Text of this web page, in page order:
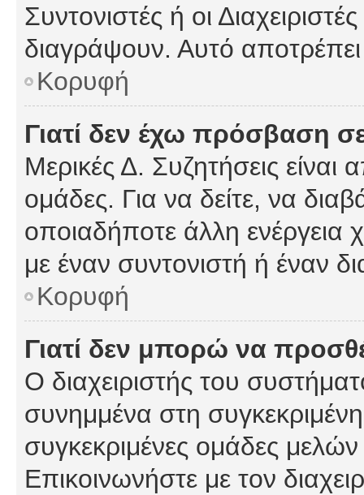
Συντονιστές ή οι
διαγράψουν. Αυτό
Κορυφή
Γιατί δεν έχω πρόσβαση
Μερικές Δ. Συζητήσεις είναι
ομάδες. Για να δείτε, να
οποιαδήποτε άλλη ενέργεια
με έναν συντονιστή ή έναν
Κορυφή
Γιατί δεν μπορώ να
Ο διαχειριστής του
συνημμένα στη
συγκεκριμένες ομάδες
Επικοινωνήστε με τον